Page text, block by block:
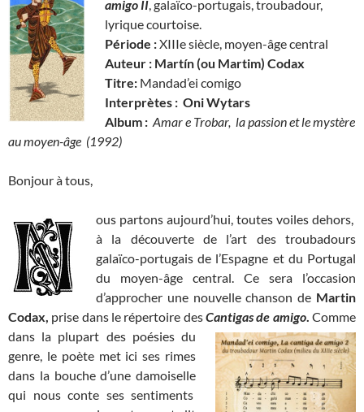
amigo II, galaïco-portugais, troubadour,
lyrique courtoise.
Période :XIIIe siècle, moyen-âge central
Auteur : Martín (ou Martim) Codax
Titre: Mandad’ei comigo
Interprètes : Oni Wytars
Album : Amar e Trobar, la passion et le mystère
au moyen-âge (1992)
Bonjour à tous,
ous partons aujourd’hui, toutes voiles dehors,
à la découverte de l’art des troubadours
galaïco-portugais de l’Espagne et du Portugal
du moyen-âge central. Ce sera l’occasion
d’approcher une nouvelle chanson de Martin
Codax, prise dans le répertoire desCantigas de amigo.Comme
dans la plupart des poésies du
genre, le poète met ici ses rimes
dans la bouche d’une damoiselle
qui nous conte ses sentiments